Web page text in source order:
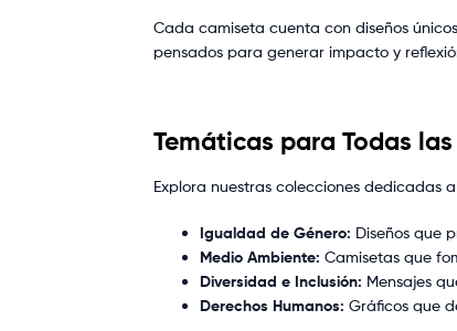
Cada camiseta cuenta con diseños
pensados para generar impacto y
Temáticas para Todas
Explora nuestras colecciones dedicadas
Igualdad de Género: Diseños que
Medio Ambiente: Camisetas que
Diversidad e Inclusión: Mensajes
Derechos Humanos: Gráficos que